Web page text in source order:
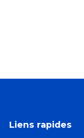
Liens rapides